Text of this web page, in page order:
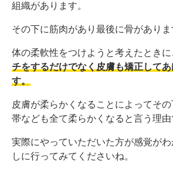
組織があります。
その下に筋肉があり最後に骨がありま
体の柔軟性をつけようと考えたときに
チをするだけでなく皮膚も矯正して
す。
皮膚が柔らかくなることによってそ
帯なども全て柔らかくなると言う理由
実際にやっていただいた方が感覚が
しに行ってみてくださいね。